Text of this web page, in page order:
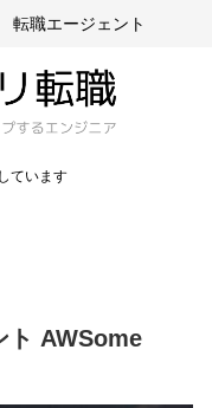
ています
転職エージェント
ト AWSome